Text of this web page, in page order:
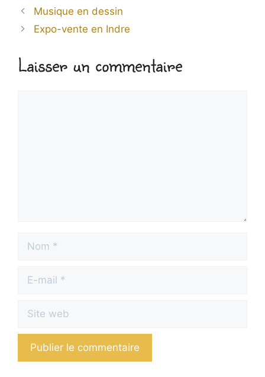
Musique en dessin
Expo-vente en Indre
Laisser un commentaire
Nom
Site